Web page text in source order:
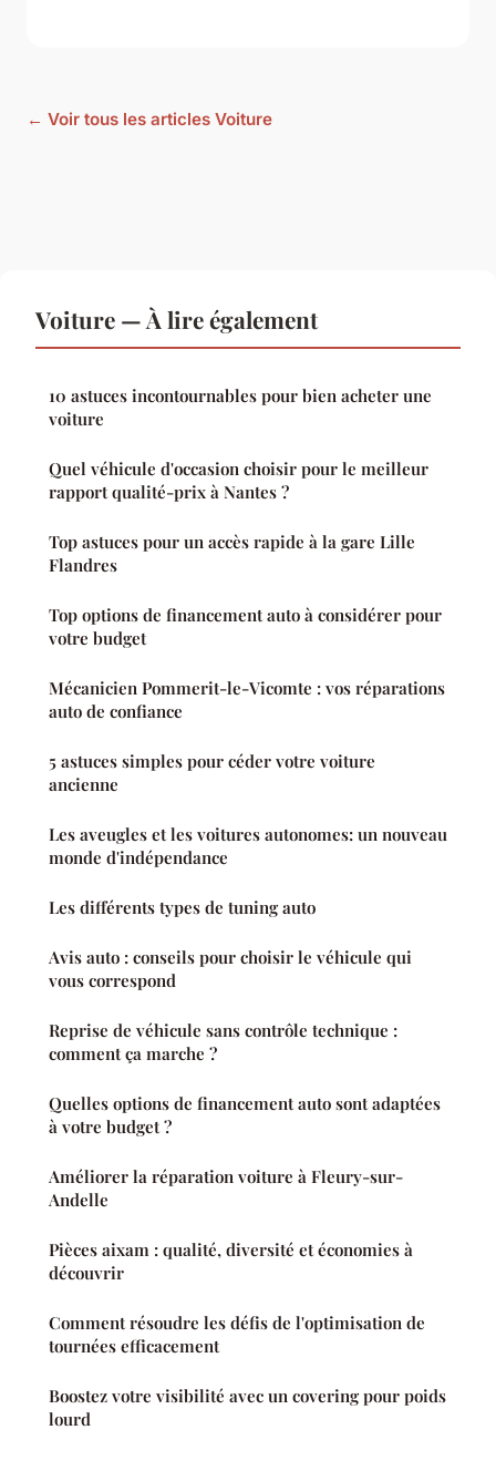
← Voir tous les articles Voiture
Voiture — À lire également
10 astuces incontournables pour bien acheter une
voiture
Quel véhicule d'occasion choisir pour le meilleur
rapport qualité-prix à Nantes ?
Top astuces pour un accès rapide à la gare Lille
Flandres
Top options de financement auto à considérer pour
votre budget
Mécanicien Pommerit-le-Vicomte : vos réparations
auto de confiance
5 astuces simples pour céder votre voiture
ancienne
Les aveugles et les voitures autonomes: un nouveau
monde d'indépendance
Les différents types de tuning auto
Avis auto : conseils pour choisir le véhicule qui
vous correspond
Reprise de véhicule sans contrôle technique :
comment ça marche ?
Quelles options de financement auto sont adaptées
à votre budget ?
Améliorer la réparation voiture à Fleury-sur-
Andelle
Pièces aixam : qualité, diversité et économies à
découvrir
Comment résoudre les défis de l'optimisation de
tournées efficacement
Boostez votre visibilité avec un covering pour poids
lourd